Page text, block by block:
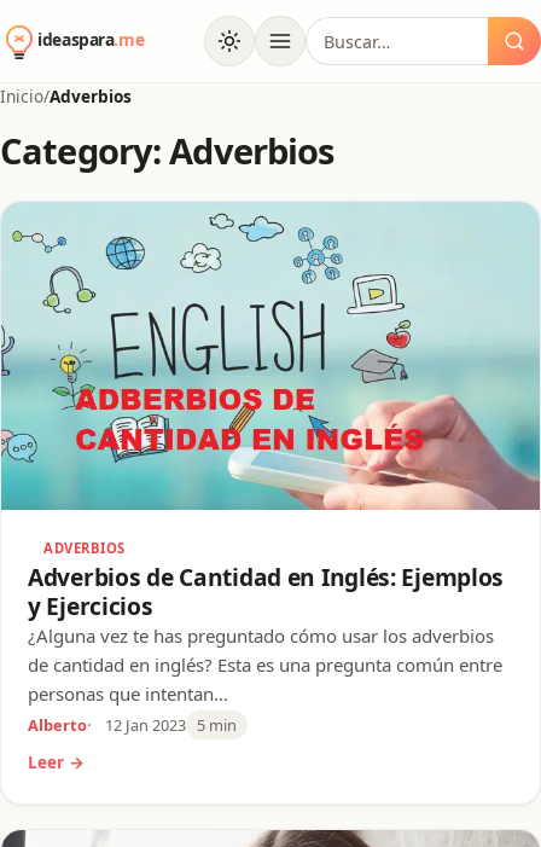
al
contenido
Buscar:
Inicio/Adverbios
Category: Adverbios
ADVERBIOS
Adverbios de Cantidad en Inglés: Ejemplos
y Ejercicios
¿Alguna vez te has preguntado cómo usar los adverbios
de cantidad en inglés? Esta es una pregunta común entre
personas que intentan…
Alberto 12 Jan 2023 5 min
Leer →